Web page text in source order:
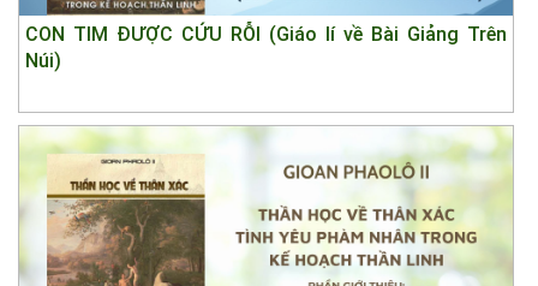
CON TIM ĐƯỢC CỨU RỖI (Giáo lí về Bài Giảng Trên
Núi)